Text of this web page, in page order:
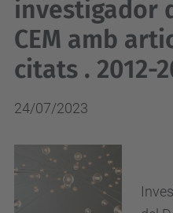
investigador
CEM amb
citats . 2012-
24/07/2023